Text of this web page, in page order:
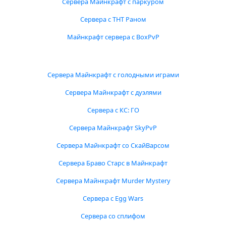
Сервера с ТНТ Раном
Майнкрафт сервера с BoxPvP
Сервера Майнкрафт с голодными играми
Сервера Майнкрафт с дуэлями
Сервера с КС: ГО
Сервера Майнкрафт SkyPvP
Сервера Майнкрафт со СкайВарсом
Сервера Браво Старс в Майнкрафт
Сервера Майнкрафт Murder Mystery
Сервера с Egg Wars
Сервера со сплифом